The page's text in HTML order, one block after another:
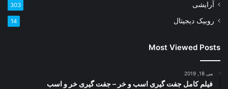
آرایشی 303
روبیک دیجیتال 14
Most Viewed Posts
می 18, 2019
فیلم کامل جفت گیری اسب و خر – جفت گیری خر و اسب